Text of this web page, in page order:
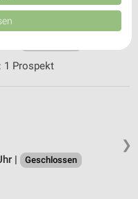
❯
1 Prospekt
❯
|
Geschlossen
weitergegeben und in die
Auswahl von